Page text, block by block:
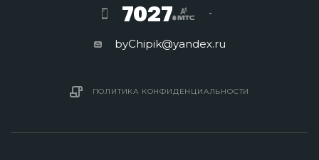
7027
byChipik@yandex.ru
ПОЛИТИКА КОНФИДЕНЦИАЛЬНОСТИ